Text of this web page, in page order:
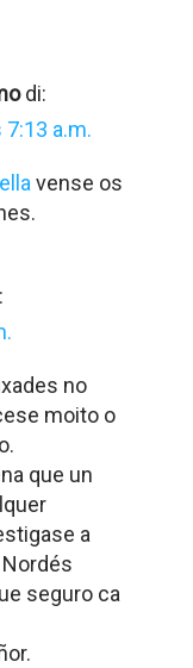
di:
a.m.
vense os
no
moito o
que un
a
seguro ca